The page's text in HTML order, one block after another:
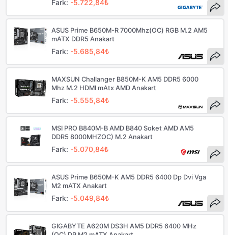
Fark: -5.722,84₺
ASUS Prime B650M-R 7000Mhz(OC) RGB M.2 AM5
mATX DDR5 Anakart
Fark: -5.685,84₺
MAXSUN Challanger B850M-K AM5 DDR5 6000
Mhz M.2 HDMI mAtx AMD Anakart
Fark: -5.555,84₺
MSI PRO B840M-B AMD B840 Soket AMD AM5
DDR5 8000MHZOC) M.2 Anakart
Fark: -5.070,84₺
ASUS Prime B650M-K AM5 DDR5 6400 Dp Dvi Vga
M2 mATX Anakart
Fark: -5.049,84₺
GIGABYTE A620M DS3H AM5 DDR5 6400 MHz